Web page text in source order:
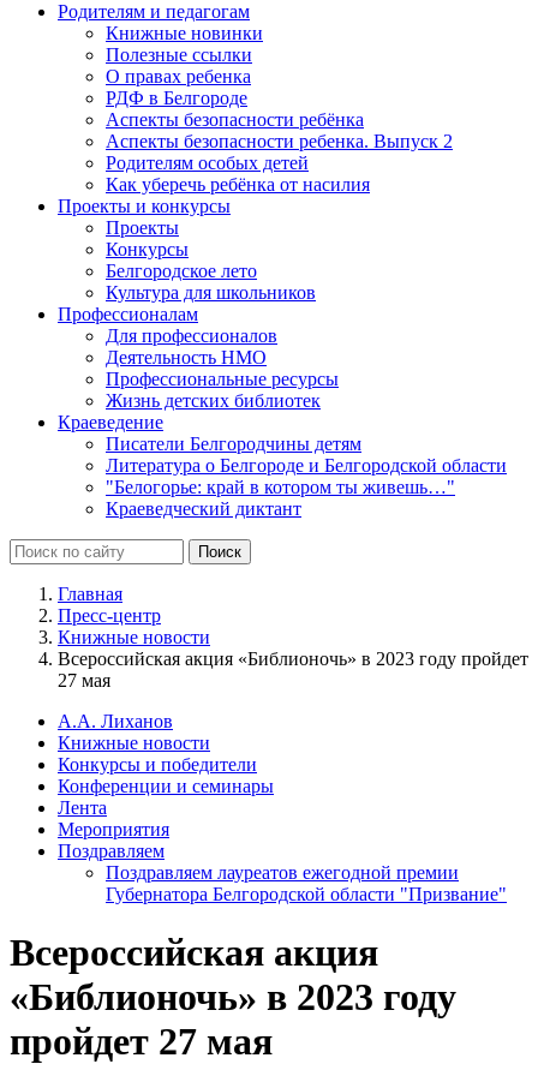
Родителям и педагогам
Книжные новинки
Полезные ссылки
О правах ребенка
РДФ в Белгороде
Аспекты безопасности ребёнка
Аспекты безопасности ребенка. Выпуск 2
Родителям особых детей
Как уберечь ребёнка от насилия
Проекты и конкурсы
Проекты
Конкурсы
Белгородское лето
Культура для школьников
Профессионалам
Для профессионалов
Деятельность НМО
Профессиональные ресурсы
Жизнь детских библиотек
Краеведение
Писатели Белгородчины детям
Литература о Белгороде и Белгородской области
"Белогорье: край в котором ты живешь…"
Краеведческий диктант
Главная
Пресс-центр
Книжные новости
Всероссийская акция «Библионочь» в 2023 году пройдет
27 мая
А.А. Лиханов
Книжные новости
Конкурсы и победители
Конференции и семинары
Лента
Мероприятия
Поздравляем
Поздравляем лауреатов ежегодной премии
Губернатора Белгородской области "Призвание"
Всероссийская акция
«Библионочь» в 2023 году
пройдет 27 мая